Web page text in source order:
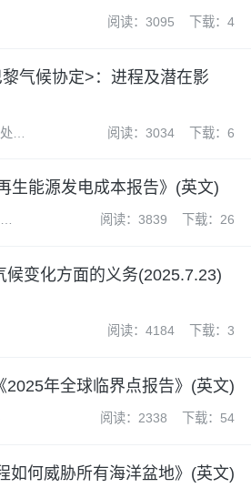
阅读：3095 下载：4
气候协定>：进程及潜在影
阅读：3034 下载：6
生能源发电成本报告》(英文)
阅读：3839 下载：26
候变化方面的义务(2025.7.23)
阅读：4184 下载：3
2025年全球临界点报告》(英文)
阅读：2338 下载：54
如何威胁所有海洋盆地》(英文)